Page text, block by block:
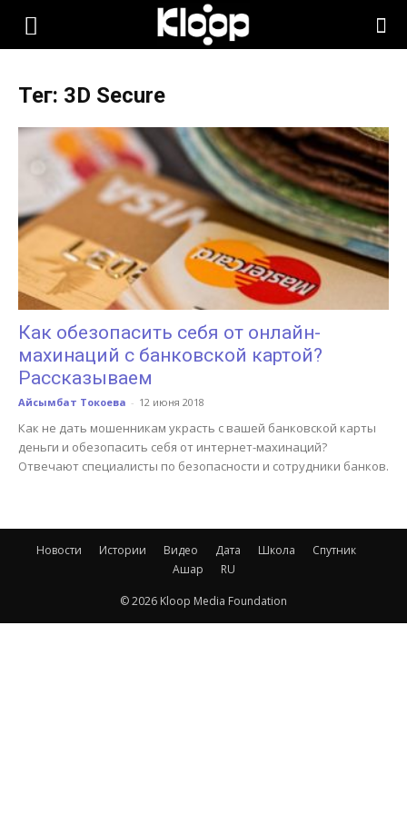
KLOOP.KG
Кыргызстана
Тег: 3D Secure
Как обезопасить себя от онлайн-
махинаций с банковской картой?
Рассказываем
Айсымбат Токоева - 12 июня 2018
Как не дать мошенникам украсть с вашей банковской карты
деньги и обезопасить себя от интернет-махинаций?
Отвечают специалисты по безопасности и сотрудники банков.
Новости Истории Видео Дата Школа
Спутник
Ашар
RU
© 2026 Kloop Media Foundation